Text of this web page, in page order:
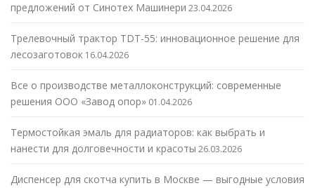
предложений от Синотех Машинери 23.04.2026
Трелевочный трактор TDT-55: инновационное решение для
лесозаготовок 16.04.2026
Все о производстве металлоконструкций: современные
решения ООО «Завод опор» 01.04.2026
Термостойкая эмаль для радиаторов: как выбрать и
нанести для долговечности и красоты 26.03.2026
Диспенсер для скотча купить в Москве — выгодные условия